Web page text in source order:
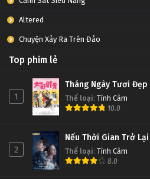
Altered
Chuyện Xảy Ra Trên Đảo
Top phim lẻ
1
Tháng Ngày Tươi Đẹp
Thể loại: Tình Cảm
10.0
2
Nếu Thời Gian Trở Lại
Thể loại: Tình Cảm
8.0